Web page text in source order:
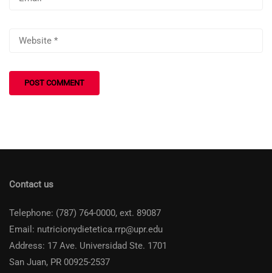
Contact us
Telephone: (787) 764-0000, ext. 89087
Email: nutricionydietetica.rrp@upr.edu
Address: 17 Ave. Universidad Ste. 1701
San Juan, PR 00925-2537